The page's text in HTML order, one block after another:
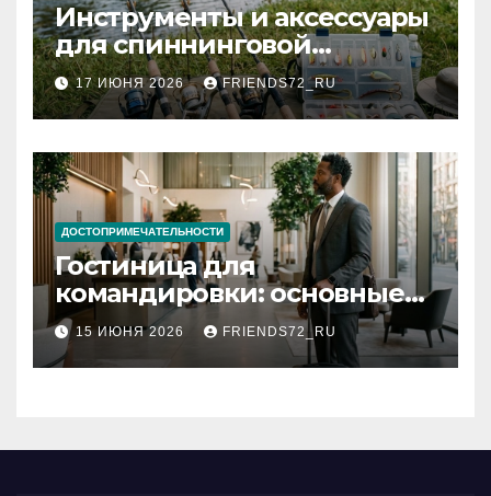
Инструменты и аксессуары
для спиннинговой
рыбалки: назначение и
типы
17 ИЮНЯ 2026 FRIENDS72_RU
ДОСТОПРИМЕЧАТЕЛЬНОСТИ
Гостиница для
командировки: основные
критерии выбора
15 ИЮНЯ 2026 FRIENDS72_RU